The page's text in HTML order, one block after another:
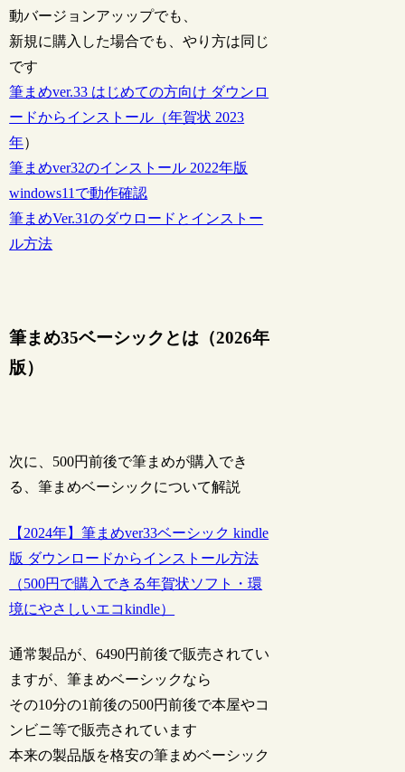
動バージョンアッップでも、
新規に購入した場合でも、やり方は同じ
です
筆まめver.33 はじめての方向け ダウンロ
ードからインストール（年賀状 2023
年）
筆まめver32のインストール 2022年版
windows11で動作確認
筆まめVer.31のダウロードとインストー
ル方法
筆まめ35ベーシックとは（2026年
版）
次に、500円前後で筆まめが購入でき
る、筆まめベーシックについて解説
【2024年】筆まめver33ベーシック kindle
版 ダウンロードからインストール方法
（500円で購入できる年賀状ソフト・環
境にやさしいエコkindle）
通常製品が、6490円前後で販売されてい
ますが、筆まめベーシックなら
その10分の1前後の500円前後で本屋やコ
ンビニ等で販売されています
本来の製品版を格安の筆まめベーシック